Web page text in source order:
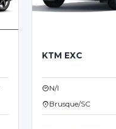
KTM EXC
N/I
Brusque/SC